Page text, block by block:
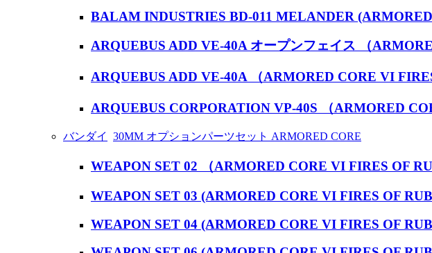
BALAM INDUSTRIES BD-011 MELANDER
ARQUEBUS ADD VE-40A オープンフェイス （
ARQUEBUS ADD VE-40A （ARMORED CORE VI
ARQUEBUS CORPORATION VP-40S （ARMORED
バンダイ 30MM オプションパーツセット ARMORED CORE
WEAPON SET 02 （ARMORED CORE VI FIRES OF
WEAPON SET 03 (ARMORED CORE VI FIRES OF
WEAPON SET 04 (ARMORED CORE VI FIRES OF